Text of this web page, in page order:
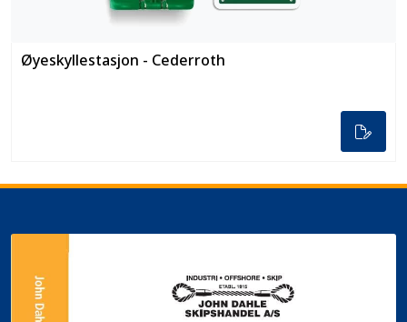
Øyeskyllestasjon - Cederroth